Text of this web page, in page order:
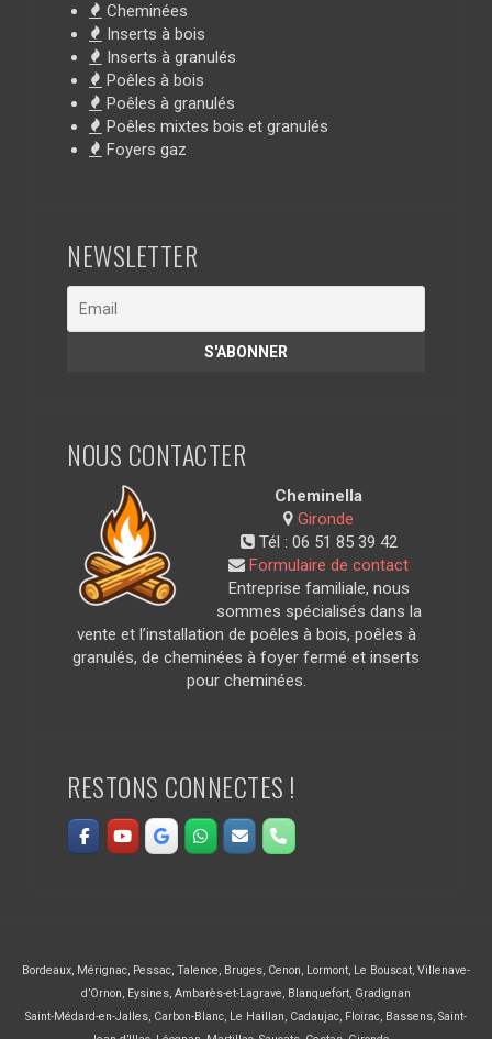
Cheminées
Inserts à bois
Inserts à granulés
Poêles à bois
Poêles à granulés
Poêles mixtes bois et granulés
Foyers gaz
NEWSLETTER
NOUS CONTACTER
Cheminella
Gironde
Tél : 06 51 85 39 42
Formulaire de contact
Entreprise familiale, nous
sommes spécialisés dans la
vente et l’installation de poêles à bois, poêles à
granulés, de cheminées à foyer fermé et inserts
pour cheminées.
RESTONS CONNECTES !
Bordeaux, Mérignac, Pessac, Talence, Bruges, Cenon, Lormont, Le Bouscat, Villenave-
d’Ornon, Eysines, Ambarès-et-Lagrave, Blanquefort, Gradignan
Saint-Médard-en-Jalles, Carbon-Blanc, Le Haillan, Cadaujac, Floirac, Bassens, Saint-